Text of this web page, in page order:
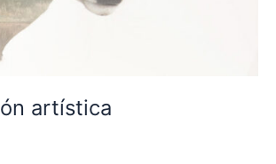
artística